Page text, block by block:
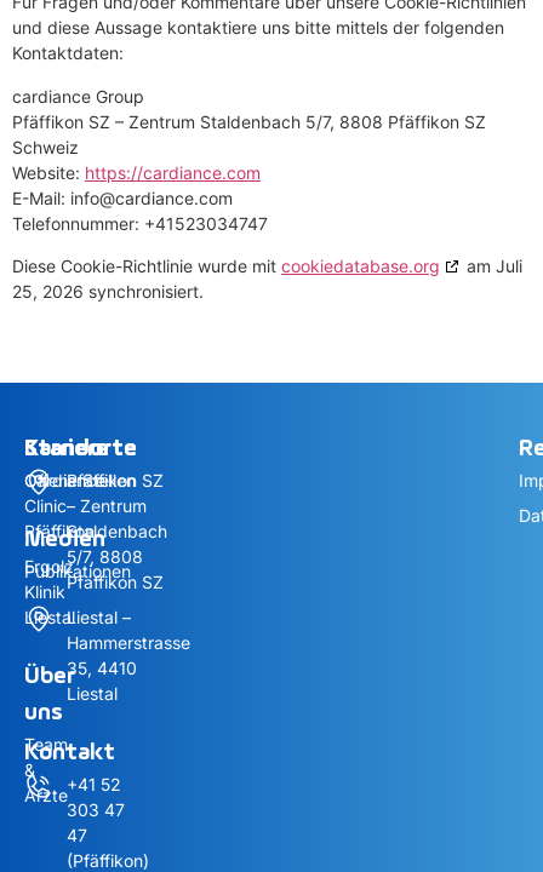
und diese Aussage kontaktiere uns bitte mittels der folgenden
Kontaktdaten:
cardiance Group
Pfäffikon SZ – Zentrum Staldenbach 5/7, 8808 Pfäffikon SZ
Schweiz
Website: https://cardiance.com
E-Mail: info@cardiance.com
Telefonnummer: +41523034747
Diese Cookie-Richtlinie wurde mit cookiedatabase.org
am Juli
25, 2026 synchronisiert.
Standorte
Pfäffikon SZ
– Zentrum
Staldenbach
5/7, 8808
Pfäffikon SZ
Liestal –
Hammerstrasse
35, 4410
Liestal
Kontakt
+41 52
303 47
47
(Pfäffikon)
Standorte
Cardiance
Clinic
Pfäffikon
Ergolz
Klinik
Liestal
Über
uns
Team
&
Ärzte
Karriere
Offene Stellen
Medien
Publikationen